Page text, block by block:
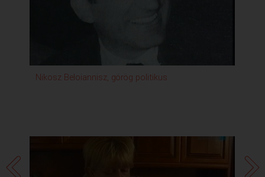
Nikosz Beloiannisz, görög politikus